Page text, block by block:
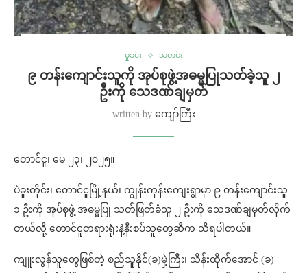
မှုခင်း သတင်း
၉ တန်းကျောင်းသူကို အုပ်စုဖွဲ့အဓမ္မပြုသတ်ခဲ့သူ ၂
ဦးကို သေဒဏ်ချမှတ်
written by ကျော်ကြီး
တောင်ငူ၊ မေ ၂၃၊ ၂၀၂၅။
ပဲခူးတိုင်း၊ တောင်ငူမြို့နယ်၊ ကျွန်းကုန်းကျေးရွာမှာ ၉ တန်းကျောင်းသူ
၁ ဦးကို အုပ်စုဖွဲ့ အဓမ္မပြု သတ်ဖြတ်ခံသူ ၂ ဦးကို သေဒဏ်ချမှတ်လိုက်
တယ်လို့ တောင်ငူတရားရုံးနဲ့နီးစပ်သူတွေဆီက သိရပါတယ်။
ကျူးလွန်သူတွေဖြစ်တဲ့ စည်သူနိုင်(ခ)မှဲ့ကြီး၊ သိန်းထိုက်အောင် (ခ)